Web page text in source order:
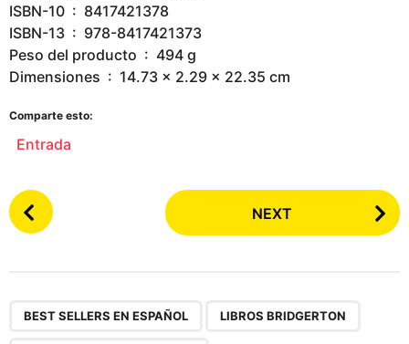
ISBN-10 ‏ : ‎ 8417421378
ISBN-13 ‏ : ‎ 978-8417421373
Peso del producto ‏ : ‎ 494 g
Dimensiones ‏ : ‎ 14.73 x 2.29 x 22.35 cm
Comparte esto:
Entrada
P
o
NEXT
BEST SELLERS EN ESPAÑOL LIBROS BRIDGERTON